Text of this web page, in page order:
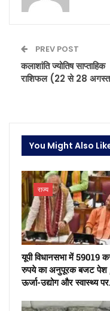
PREV POST
कलाशांति ज्योतिष साप्ताहिक
राशिफल (22 से 28
You Might Also
राज्य
यूपी विधानसभा में 59019
रुपये का अनुपूरक बजट पेश
ऊर्जा-उद्योग और स्वास्थ्य